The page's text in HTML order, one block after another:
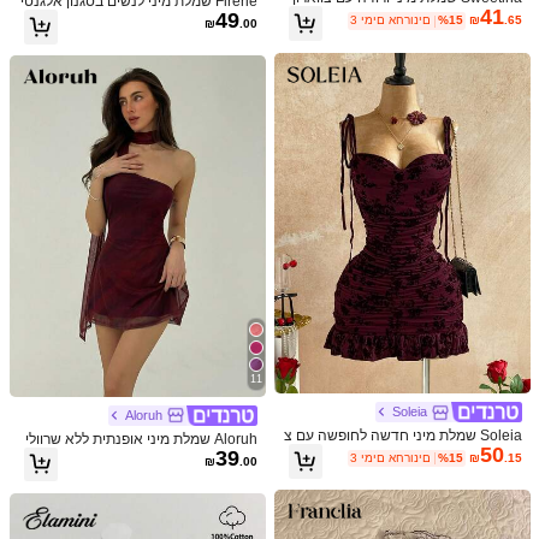
か***い צבע: שחור / מידה: S
店用で使うにー。エロメイドみたいになるにー
עוזר
k***v צבע: שחור / מידה: M
encanta elvestido super lindo ,planeousarloen
nuevo
❤️❤️
עוזר
p***m צבע: שחור / מידה: L
hermoso,igualalafoto,latelesesientedebuenacalidad
עוזר(2)
פרטי המוצר
קולר לנשים ללא שרוולים, עיצוב פרפרים,
תלבושות לנשים ליום העצמאות ה-4 ביול
₪41.65
%15 3 ימים אחרונים
Soleia
Soleia שמלת מיני חדשה לחופשה עם צ
ווארון קפלים וקשירה, בוהמי, בוהו, פרחונ
י רומנטי, חופשה, פרחוני למסיבה, דייט, י
ום ולנטיין, פסחא, קרנבל, תה מנחה, חוף
ים, שייט, חופשת רחוב עירונית
₪50.15
%15 3 ימים אחרונים
של שנות ה-70, שחורה, קיץ, עם שכבת ר
שת, ללא כתפיים, קשירה בצוואר, מכפל
ת, כיווצים, להופעה במועדון, מסיבה, סיו
ם לימודים וקוקטייל
₪49.00
11
Aloruh
Aloruh שמלת מיני אופנתית ללא שרוולי
ם בצבע אחיד לנשים
₪39.00